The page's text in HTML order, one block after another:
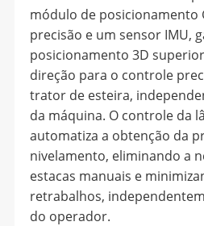
módulo de posicionamento
precisão e um sensor IMU,
posicionamento 3D
direção para o controle
trator de esteira,
da máquina. O controle da
automatiza a obtenção da
nivelamento, eliminando a
estacas manuais e
retrabalhos,
do operador.